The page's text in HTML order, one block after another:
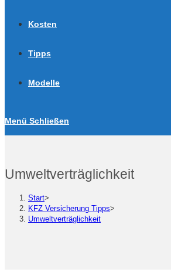
Kosten
Tipps
Modelle
Menü Schließen
Umweltverträglichkeit
Start>
KFZ Versicherung Tipps>
Umweltverträglichkeit